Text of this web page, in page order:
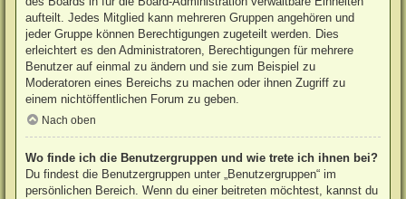
aufteilt. Jedes Mitglied kann mehreren Gruppen angehören und
jeder Gruppe können Berechtigungen zugeteilt werden. Dies
erleichtert es den Administratoren, Berechtigungen für mehrere
Benutzer auf einmal zu ändern und sie zum Beispiel zu
Moderatoren eines Bereichs zu machen oder ihnen Zugriff zu
einem nichtöffentlichen Forum zu geben.
Nach oben
Wo finde ich die Benutzergruppen und wie trete ich ihnen bei?
Du findest die Benutzergruppen unter „Benutzergruppen“ im
persönlichen Bereich. Wenn du einer beitreten möchtest, kannst du